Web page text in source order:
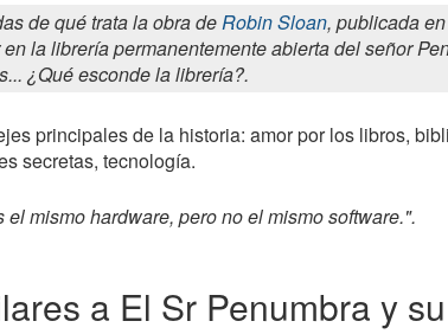
de qué trata la obra deRobin Sloan, publicada
la librería permanentemente abierta del señor
¿Qué esconde la librería?.
principales de la historia: amor por los libros,
secretas, tecnología.
el mismo hardware, pero no el mismo software.".
a El Sr Penumbra y